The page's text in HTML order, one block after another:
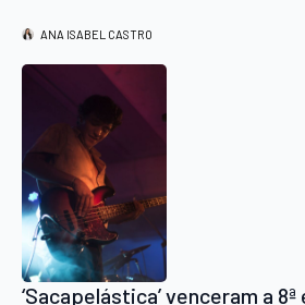
ANA ISABEL CASTRO
‘Sacapelástica’ venceram a